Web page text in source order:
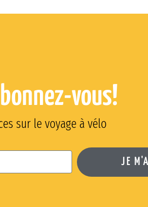
vous!
sur le voyage à vélo
JE